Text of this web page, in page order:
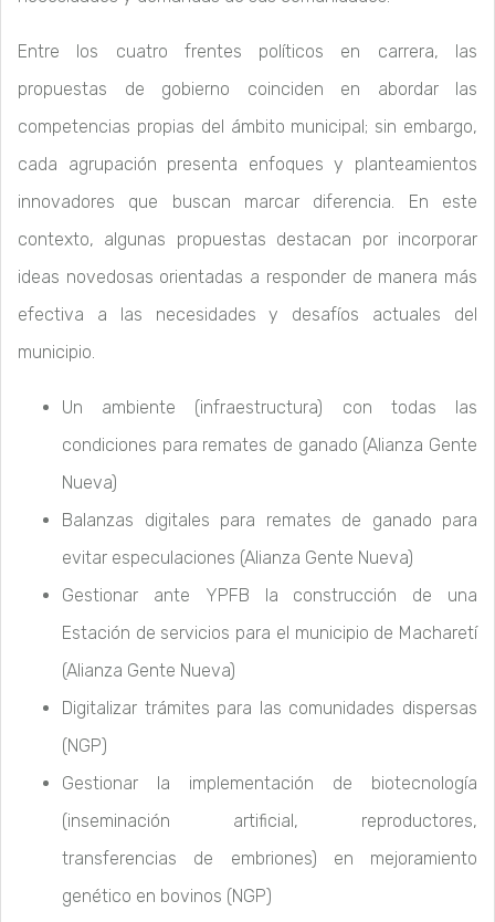
Entre los cuatro frentes políticos en carrera, las
propuestas de gobierno coinciden en abordar las
competencias propias del ámbito municipal; sin embargo,
cada agrupación presenta enfoques y planteamientos
innovadores que buscan marcar diferencia. En este
contexto, algunas propuestas destacan por incorporar
ideas novedosas orientadas a responder de manera más
efectiva a las necesidades y desafíos actuales del
municipio.
Un ambiente (infraestructura) con todas las
condiciones para remates de ganado (Alianza Gente
Nueva)
Balanzas digitales para remates de ganado para
evitar especulaciones (Alianza Gente Nueva)
Gestionar ante YPFB la construcción de una
Estación de servicios para el municipio de Macharetí
(Alianza Gente Nueva)
Digitalizar trámites para las comunidades dispersas
(NGP)
Gestionar la implementación de biotecnología
(inseminación artificial, reproductores,
transferencias de embriones) en mejoramiento
genético en bovinos (NGP)